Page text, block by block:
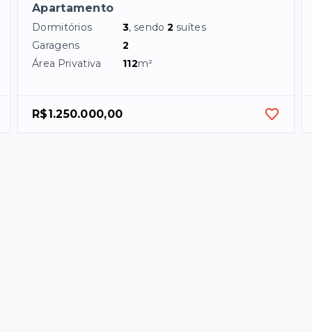
Apartamento
Dormitórios 3, sendo2 suítes
Garagens
2
Área Privativa
112m²
R$1.250.000,00